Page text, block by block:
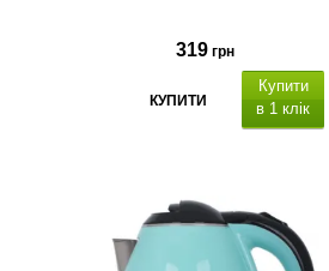
319 грн
КУПИТИ
Купити
в 1 клік